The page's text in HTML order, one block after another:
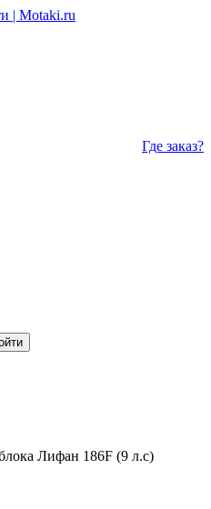
Где заказ?
Лифан 186F (9 л.с)